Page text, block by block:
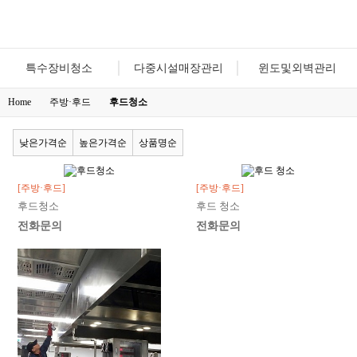
특수장비청소 다중시설매장관리 윈도및외벽관리
Home 주방·후드 후드청소
낮은가격순 높은가격순 상품명순
[주방·후드]
후드청소
전화문의
[주방·후드]
후드 청소
전화문의